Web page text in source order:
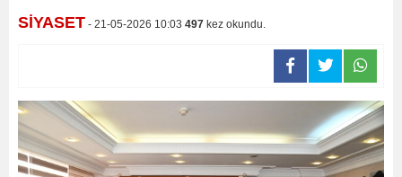
SİYASET - 21-05-2026 10:03 497 kez okundu.